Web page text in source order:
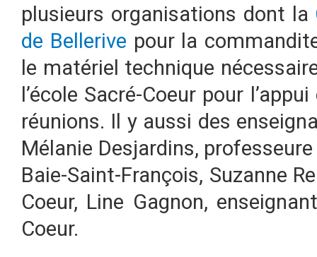
plusieurs organisations dont la
de Bellerive pour la
le matériel technique
l’école Sacré-Coeur pour
réunions. Il y aussi des
Mélanie Desjardins,
Baie-Saint-François, Suzanne
Coeur, Line Gagnon,
Coeur.